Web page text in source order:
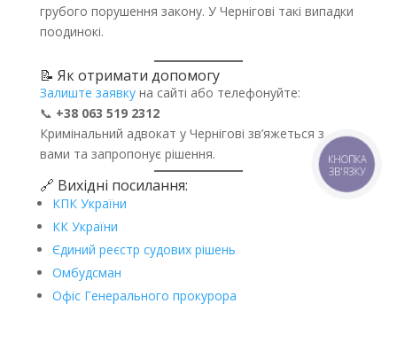
грубого порушення закону. У Чернігові такі випадки
поодинокі.
📝 Як отримати допомогу
Залиште заявку на сайті або телефонуйте:
📞 +38 063 519 2312
Кримінальний адвокат у Чернігові зв’яжеться з
вами та запропонує рішення.
🔗 Вихідні посилання:
КПК України
КК України
Єдиний реєстр судових рішень
Омбудсман
Офіс Генерального прокурора
КНОПКА
ЗВ'ЯЗКУ